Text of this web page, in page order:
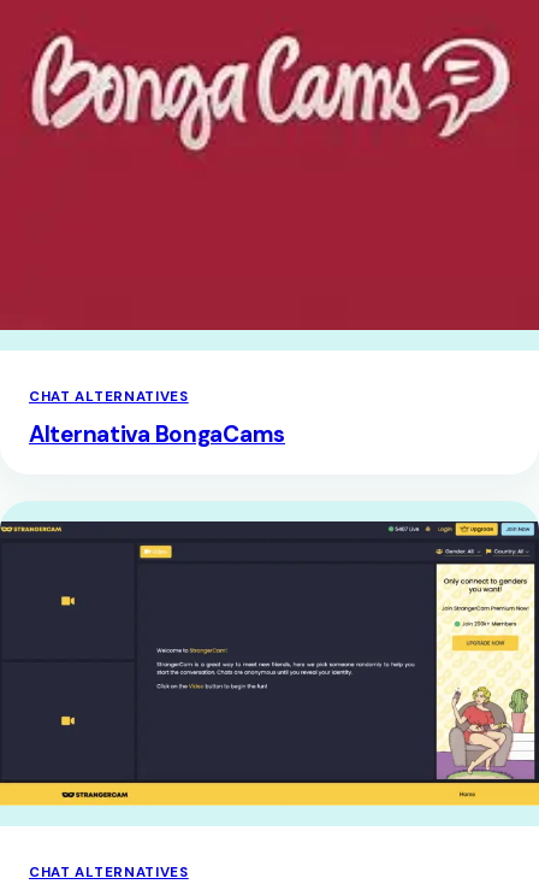
CHAT ALTERNATIVES
Alternativa BongaCams
CHAT ALTERNATIVES